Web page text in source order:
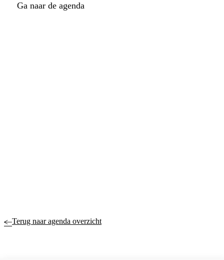
Ga naar de agenda
Terug naar agenda overzicht